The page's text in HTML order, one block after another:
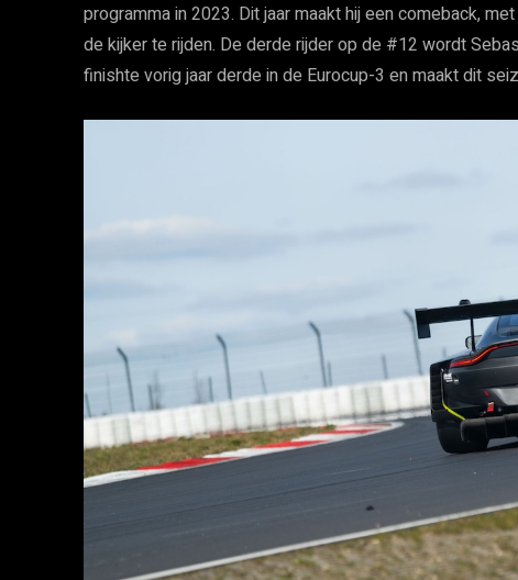
programma in 2023. Dit jaar maakt hij een comeback,
de kijker te rijden. De derde rijder op de #12 wordt
finishte vorig jaar derde in de Eurocup-3 en maakt dit